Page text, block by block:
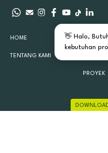
HOME
TENTANG KAMI
PRODUK
PROYEK
👋 Halo,
kebutuhan